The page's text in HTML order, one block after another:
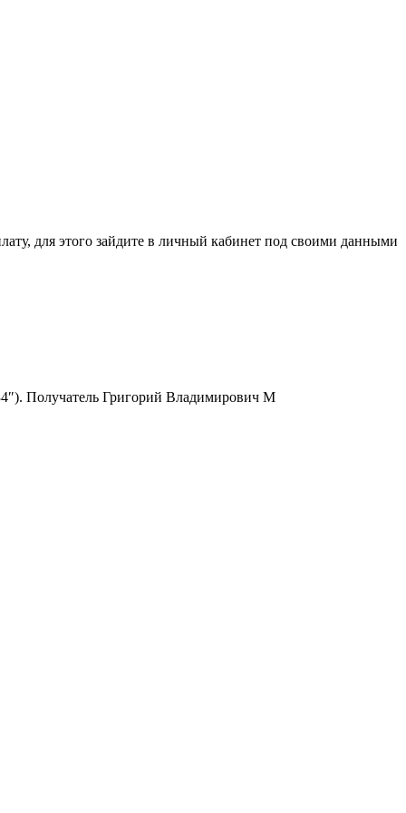
этого зайдите в личный кабинет под своими данными
Получатель Григорий Владимирович М